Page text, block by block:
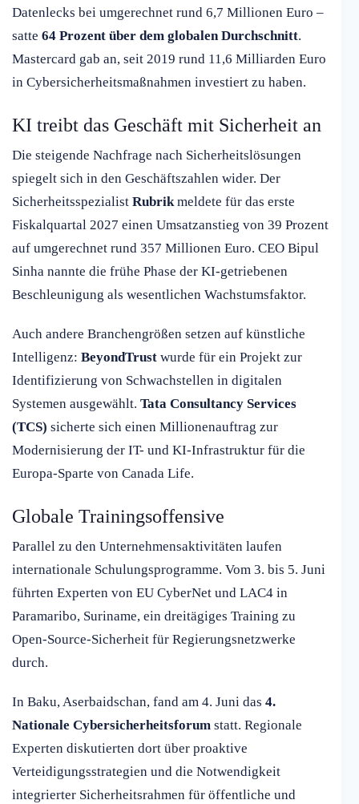
Datenlecks bei umgerechnet rund 6,7 Millionen Euro –
satte 64 Prozent über dem globalen Durchschnitt.
Mastercard gab an, seit 2019 rund 11,6 Milliarden Euro
in Cybersicherheitsmaßnahmen investiert zu haben.
KI treibt das Geschäft mit Sicherheit an
Die steigende Nachfrage nach Sicherheitslösungen
spiegelt sich in den Geschäftszahlen wider. Der
Sicherheitsspezialist Rubrikmeldete für das erste
Fiskalquartal 2027 einen Umsatzanstieg von 39 Prozent
auf umgerechnet rund 357 Millionen Euro. CEO Bipul
Sinha nannte die frühe Phase der KI-getriebenen
Beschleunigung als wesentlichen Wachstumsfaktor.
Auch andere Branchengrößen setzen auf künstliche
Intelligenz: BeyondTrust wurde für ein Projekt zur
Identifizierung von Schwachstellen in digitalen
Systemen ausgewählt. Tata Consultancy Services
(TCS) sicherte sich einen Millionenauftrag zur
Modernisierung der IT- und KI-Infrastruktur für die
Europa-Sparte von Canada Life.
Globale Trainingsoffensive
Parallel zu den Unternehmensaktivitäten laufen
internationale Schulungsprogramme. Vom 3. bis 5. Juni
führten Experten von EU CyberNet und LAC4 in
Paramaribo, Suriname, ein dreitägiges Training zu
Open-Source-Sicherheit für Regierungsnetzwerke
durch.
In Baku, Aserbaidschan, fand am 4. Juni das 4.
Nationale Cybersicherheitsforum statt. Regionale
Experten diskutierten dort über proaktive
Verteidigungsstrategien und die Notwendigkeit
integrierter Sicherheitsrahmen für öffentliche und